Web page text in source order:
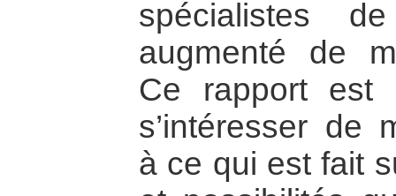
spécialistes
augmenté de
Ce rapport est
s’intéresser de
à ce qui est fait